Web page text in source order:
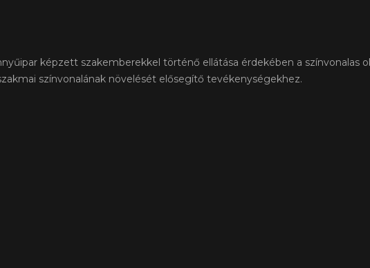
képzett szakemberekkel történő ellátása érdekében a színvonalas
színvonalának növelését elősegítő tevékenységekhez.